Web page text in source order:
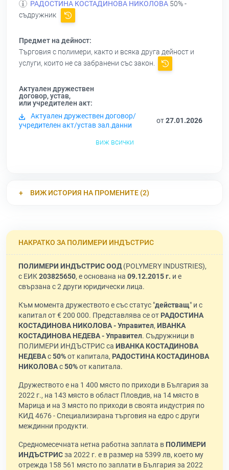
РАДОСТИНА КОСТАДИНОВА НИКОЛОВА 50% -
съдружник
Предмет на дейност:
Търговия с полимери, както и всяка друга дейност и
услуги, които не са забранени със закон.
Актуален дружествен
договор, устав,
или учредителен акт:
Актуален дружествен договор/
учредителен акт/устав зал.данни
от27.01.2026
виж всички
ВИЖ ИСТОРИЯ НА ПРОМЕНИТЕ (2)
НАКРАТКО ЗА ПОЛИМЕРИ ИНДЪСТРИС
ПОЛИМЕРИ ИНДЪСТРИС ООД(POLYMERY INDUSTRIES),
с ЕИК203825650, е основана на 09.12.2015 г. и е
свързана с 2 други юридически лица.
Към момента дружеството е със статус "действащ" и с
капитал от € 200 000. Представлява се от РАДОСТИНА
КОСТАДИНОВА НИКОЛОВА - Управител, ИВАНКА
КОСТАДИНОВА НЕДЕВА - Управител. Съдружници в
ПОЛИМЕРИ ИНДЪСТРИС са ИВАНКА КОСТАДИНОВА
НЕДЕВАс50%от капитала, РАДОСТИНА КОСТАДИНОВА
НИКОЛОВАс50%от капитала.
Дружеството е на 1 400 място по приходи в България за
2022 г., на 143 място в област Пловдив, на 14 място в
Марица и на 3 място по приходи в своята индустрия по
КИД 4676 - Специализирана търговия на едро с други
междинни продукти.
Средномесечната нетна работна заплата в ПОЛИМЕРИ
ИНДЪСТРИСза 2022 г. е в размер на 5399 лв, което му
отрежда 158 561 място по заплати в България за 2022